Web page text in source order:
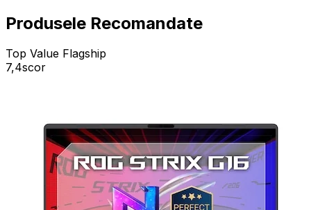
Produsele Recomandate
Top Value Flagship
7,4scor